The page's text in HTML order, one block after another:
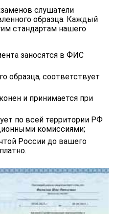
слушатели
образца. Каждый
стандартам нашего
заносятся в ФИС
образца, соответствует
и принимается при
по всей территории РФ
комиссиями;
России до вашего